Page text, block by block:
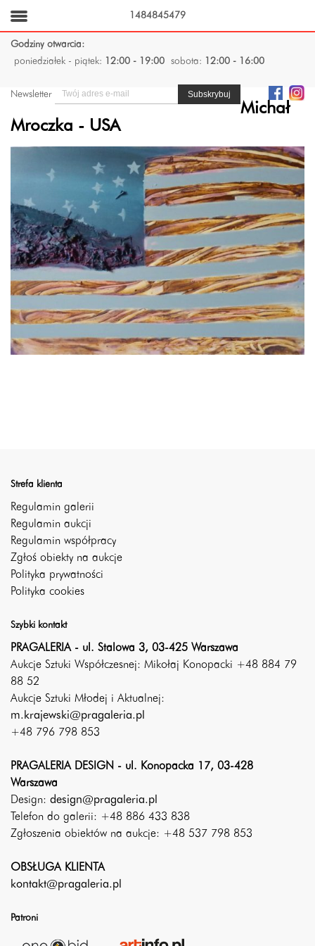
Godziny otwarcia:
poniedziałek - piątek:
12:00 - 19:00 sobota: 12:00 - 16:00
Newsletter
Michał
Mroczka - USA
Strefa klienta
Regulamin galerii
Regulamin aukcji
Regulamin współpracy
Zgłoś obiekty na aukcje
Polityka prywatności
Polityka cookies
Szybki kontakt
PRAGALERIA - ul. Stalowa 3, 03-425 Warszawa
Aukcje Sztuki Współczesnej: Mikołaj Konopacki +48 884 79
88 52
Aukcje Sztuki Młodej i Aktualnej:
m.krajewski@pragaleria.pl
+48 796 798 853
PRAGALERIA DESIGN - ul. Konopacka 17, 03-428
Warszawa
Design: design@pragaleria.pl
Telefon do galerii: +48 886 433 838
Zgłoszenia obiektów na aukcje: +48 537 798 853
OBSŁUGA KLIENTA
kontakt@pragaleria.pl
Patroni
1484845479